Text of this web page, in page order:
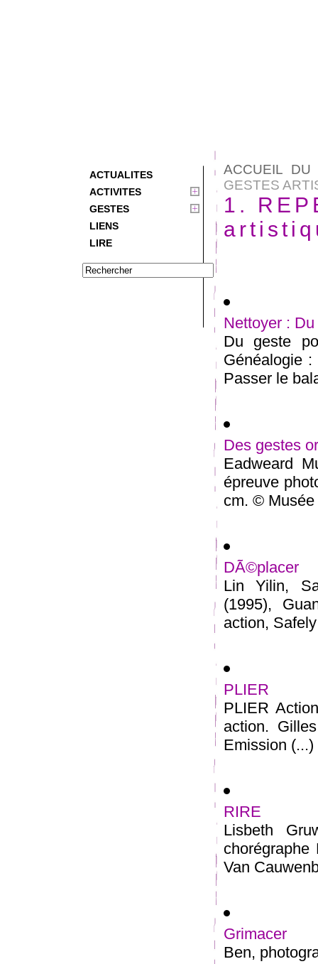
ACTUALITES
ACTIVITES
GESTES
LIENS
LIRE
ACCUEIL DU
GESTES
1.
Nettoyer :
Du geste
Généalogie
Passer le
Des gestes
Eadweard
épreuve
cm. © Musée
DÃ©placer
Lin Yilin,
(1995),
action,
PLIER
PLIER
action.
Emission (...)
RIRE
Lisbeth
Van
Grimacer
Ben,